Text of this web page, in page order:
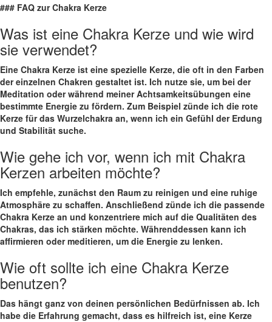
### ​FAQ ‍zur Chakra Kerze
Was ist eine Chakra Kerze ⁢und wie wird
sie verwendet?
Eine Chakra Kerze ist eine spezielle Kerze, die ​oft in den Farben
der einzelnen Chakren gestaltet ist. Ich nutze sie, um bei der
Meditation oder während meiner⁢ Achtsamkeitsübungen eine
bestimmte Energie zu fördern. Zum​ Beispiel zünde ich die rote
Kerze für das Wurzelchakra an, wenn ich ein Gefühl der Erdung
und Stabilität suche.
Wie gehe ich vor, wenn‌ ich mit Chakra
Kerzen arbeiten möchte?
Ich empfehle, zunächst den Raum zu‍ reinigen und eine ruhige
Atmosphäre zu schaffen.​ Anschließend zünde ich die passende
Chakra Kerze an und konzentriere mich‌ auf die Qualitäten des
Chakras, das ich stärken möchte. ​Währenddessen kann ich
affirmieren oder meditieren, um⁢ die Energie zu lenken.
Wie oft sollte ich eine ​Chakra Kerze
benutzen?
Das hängt ganz von deinen persönlichen Bedürfnissen ab. Ich
habe die Erfahrung gemacht, dass es hilfreich ist, eine Kerze